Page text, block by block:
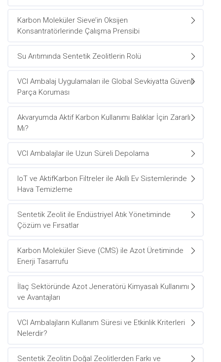
Karbon Moleküler Sieve’in Oksijen
Konsantratörlerinde Çalışma Prensibi
Su Arıtımında Sentetik Zeolitlerin Rolü
VCI Ambalaj Uygulamaları ile Global Sevkiyatta Güvenli
Parça Koruması
Akvaryumda Aktif Karbon Kullanımı Balıklar İçin Zararlı
Mı?
VCI Ambalajlar ile Uzun Süreli Depolama
IoT ve AktifKarbon Filtreler ile Akıllı Ev Sistemlerinde
Hava Temizleme
Sentetik Zeolit ile Endüstriyel Atık Yönetiminde
Çözüm ve Fırsatlar
Karbon Moleküler Sieve (CMS) ile Azot Üretiminde
Enerji Tasarrufu
İlaç Sektöründe Azot Jeneratörü Kimyasalı Kullanımı
ve Avantajları
VCI Ambalajların Kullanım Süresi ve Etkinlik Kriterleri
Nelerdir?
Sentetik Zeolitin Doğal Zeolitlerden Farkı ve